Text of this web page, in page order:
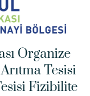
Organize
Tesisi
Fizibilite